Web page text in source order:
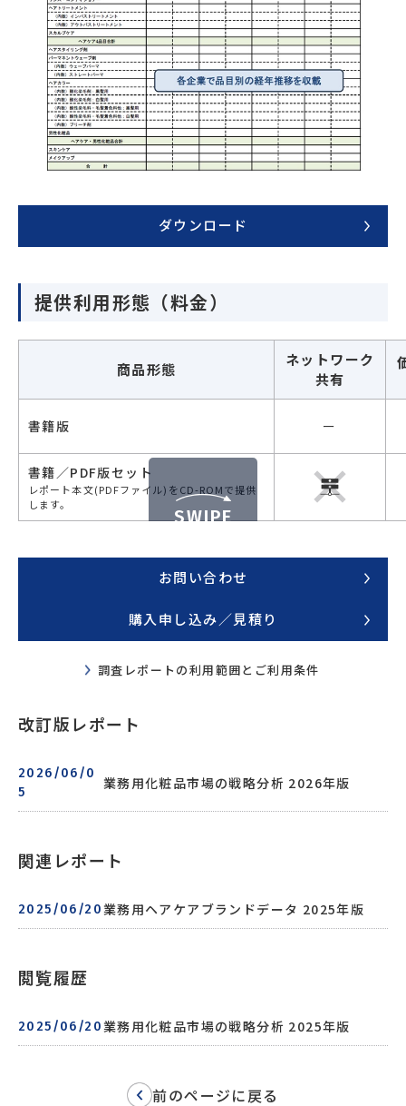
ダウンロード
提供利用形態（料金）
商品形態
ネットワーク
共有
書籍版 ー
書籍／PDF版セット
レポート本文(PDFファイル)をCD-ROMで提供
します。
SWIPE
お問い合わせ
購入申し込み／見積り
調査レポートの利用範囲とご利用条件
改訂版レポート
2026/06/0
5
業務用化粧品市場の戦略分析 2026年版
関連レポート
2025/06/20業務用ヘアケアブランドデータ 2025年版
閲覧履歴
2025/06/20業務用化粧品市場の戦略分析 2025年版
前のページに戻る